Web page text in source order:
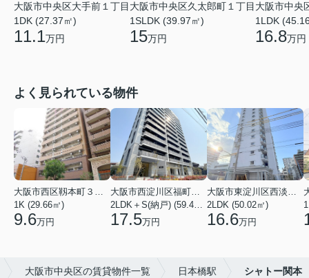
大阪市中央区大手前１丁目
1DK (27.37㎡)
11.1万円
大阪市中央区久太郎町１丁目
1SLDK (39.97㎡)
15万円
大阪市中央
1LDK
16.8万円
よく見られている物件
大阪市西区靱本町３丁目
1K (29.66㎡)
9.6万円
大阪市西淀川区福町２丁目
2LDK＋S(納戸) (59.48㎡)
17.5万円
大阪市東淀川区西淡路１丁目
2LDK (50.02㎡)
16.6万円
大阪市中央区の賃貸物件一覧 日本橋駅 シャトー関本